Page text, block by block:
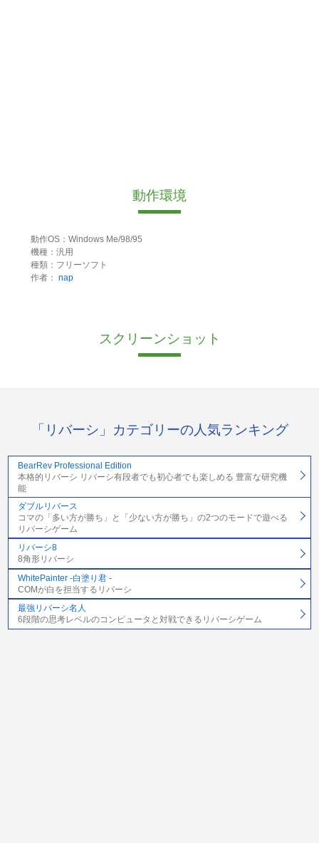
動作環境
動作OS：Windows Me/98/95
機種：汎用
種類：フリーソフト
作者： nap
スクリーンショット
「リバーシ」カテゴリーの人気ランキング
BearRev Professional Edition
本格的リバーシ リバーシ有段者でも初心者でも楽しめる 豊富な研究機
能
ダブルリバース
コマの「多い方が勝ち」と「少ない方が勝ち」の2つのモードで遊べる
リバーシゲーム
リバーシ8
8角形リバーシ
WhitePainter -白塗り君 -
COMが白を担当するリバーシ
最強リバーシ名人
6段階の思考レベルのコンピュータと対戦できるリバーシゲーム